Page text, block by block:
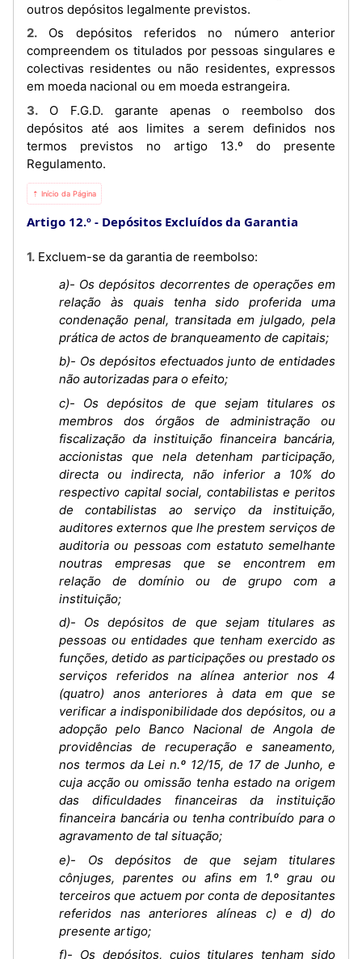
outros depósitos legalmente previstos.
2. Os depósitos referidos no número anterior
compreendem os titulados por pessoas singulares e
colectivas residentes ou não residentes, expressos
em moeda nacional ou em moeda estrangeira.
3. O F.G.D. garante apenas o reembolso dos
depósitos até aos limites a serem definidos nos
termos previstos no artigo 13.º do presente
Regulamento.
⇡ Início da Página
Artigo 12.º Depósitos Excluídos da Garantia
1. Excluem-se da garantia de reembolso:
a)- Os depósitos decorrentes de operações em
relação às quais tenha sido proferida uma
condenação penal, transitada em julgado, pela
prática de actos de branqueamento de capitais;
b)- Os depósitos efectuados junto de entidades
não autorizadas para o efeito;
c)- Os depósitos de que sejam titulares os
membros dos órgãos de administração ou
fiscalização da instituição financeira bancária,
accionistas que nela detenham participação,
directa ou indirecta, não inferior a 10% do
respectivo capital social, contabilistas e peritos
de contabilistas ao serviço da instituição,
auditores externos que lhe prestem serviços de
auditoria ou pessoas com estatuto semelhante
noutras empresas que se encontrem em
relação de domínio ou de grupo com a
instituição;
d)- Os depósitos de que sejam titulares as
pessoas ou entidades que tenham exercido as
funções, detido as participações ou prestado os
serviços referidos na alínea anterior nos 4
(quatro) anos anteriores à data em que se
verificar a indisponibilidade dos depósitos, ou a
adopção pelo Banco Nacional de Angola de
providências de recuperação e saneamento,
nos termos da Lei n.º 12/15, de 17 de Junho, e
cuja acção ou omissão tenha estado na origem
das dificuldades financeiras da instituição
financeira bancária ou tenha contribuído para o
agravamento de tal situação;
e)- Os depósitos de que sejam titulares
cônjuges, parentes ou afins em 1.º grau ou
terceiros que actuem por conta de depositantes
referidos nas anteriores alíneas c) e d) do
presente artigo;
f)- Os depósitos, cujos titulares tenham sido